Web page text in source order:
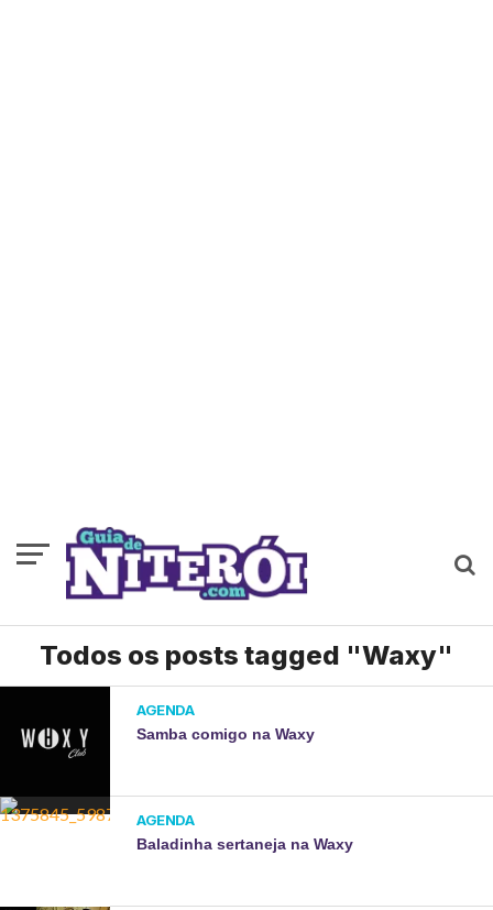
Todos os posts tagged "Waxy"
AGENDA
Samba comigo na Waxy
AGENDA
Baladinha sertaneja na Waxy